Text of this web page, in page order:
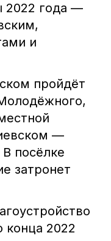
2022 года —
и
пройдёт
—
посёлке
затронет
конца 2022